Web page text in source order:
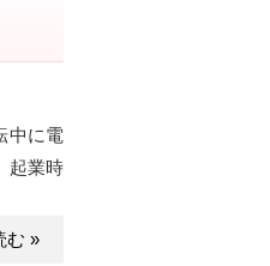
中に電
起業時
む »